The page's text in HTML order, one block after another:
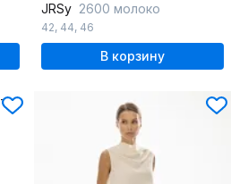
JRSy 2600 молоко
42, 44, 46
В корзину